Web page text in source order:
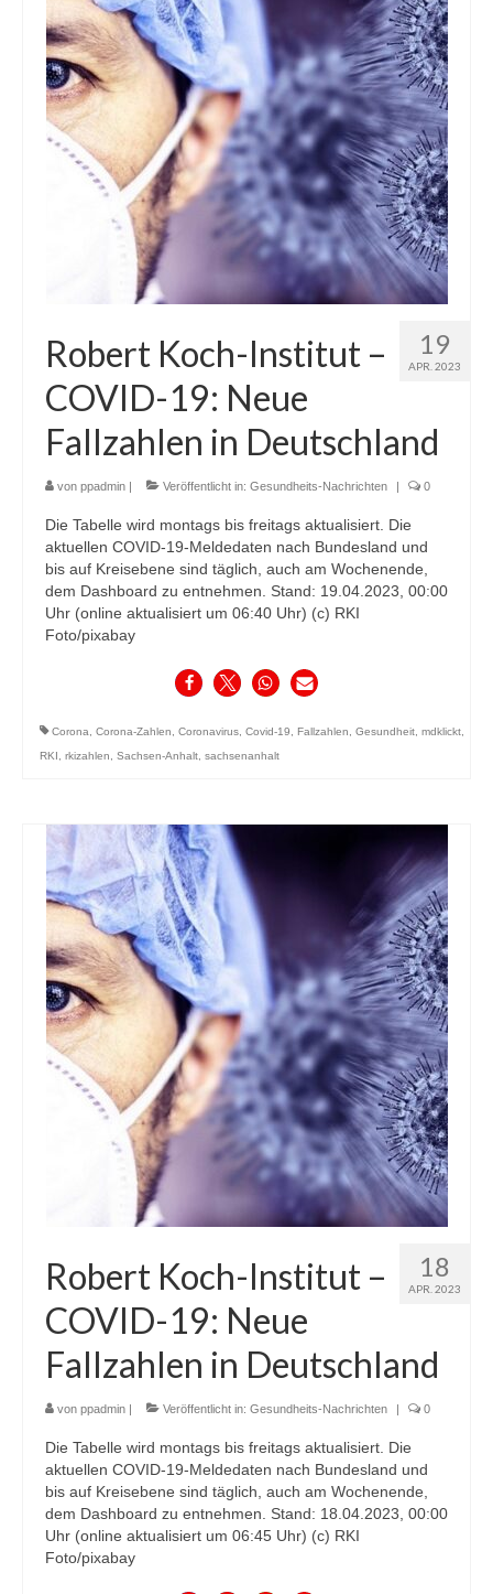
19
APR. 2023
Robert Koch-Institut –
COVID-19: Neue
Fallzahlen in Deutschland
von ppadmin Veröffentlicht in: Gesundheits-Nachrichten 0
Die Tabelle wird montags bis freitags aktualisiert. Die
aktuellen COVID-19-Meldedaten nach Bundesland und
bis auf Kreisebene sind täglich, auch am Wochenende,
dem Dashboard zu entnehmen. Stand: 19.04.2023, 00:00
Uhr (online aktualisiert um 06:40 Uhr) (c) RKI
Foto/pixabay
Corona, Corona-Zahlen, Coronavirus, Covid-19, Fallzahlen, Gesundheit, mdklickt,
RKI , rkizahlen, Sachsen-Anhalt, sachsenanhalt
18
APR. 2023
Robert Koch-Institut –
COVID-19: Neue
Fallzahlen in Deutschland
von ppadmin Veröffentlicht in: Gesundheits-Nachrichten 0
Die Tabelle wird montags bis freitags aktualisiert. Die
aktuellen COVID-19-Meldedaten nach Bundesland und
bis auf Kreisebene sind täglich, auch am Wochenende,
dem Dashboard zu entnehmen. Stand: 18.04.2023, 00:00
Uhr (online aktualisiert um 06:45 Uhr) (c) RKI
Foto/pixabay